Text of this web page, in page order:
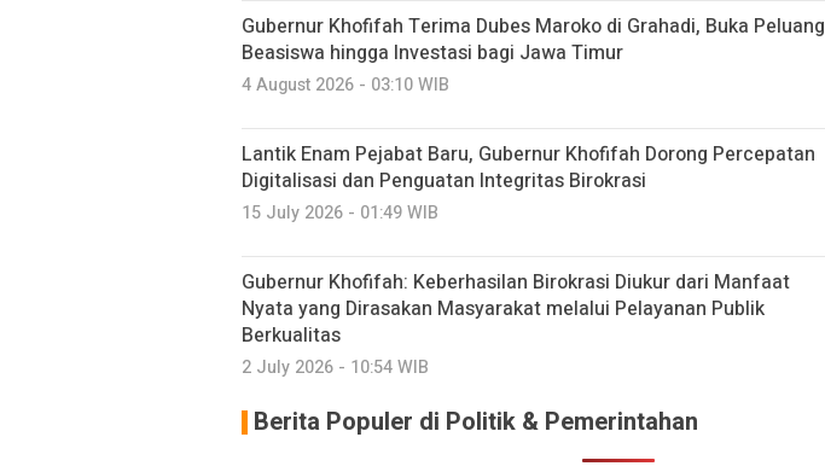
Gubernur Khofifah Terima Dubes Maroko di Grahadi, Buka Peluang
Beasiswa hingga Investasi bagi Jawa Timur
4 August 2026 - 03:10 WIB
Lantik Enam Pejabat Baru, Gubernur Khofifah Dorong Percepatan
Digitalisasi dan Penguatan Integritas Birokrasi
15 July 2026 - 01:49 WIB
Gubernur Khofifah: Keberhasilan Birokrasi Diukur dari Manfaat
Nyata yang Dirasakan Masyarakat melalui Pelayanan Publik
Berkualitas
2 July 2026 - 10:54 WIB
Berita Populer di Politik & Pemerintahan